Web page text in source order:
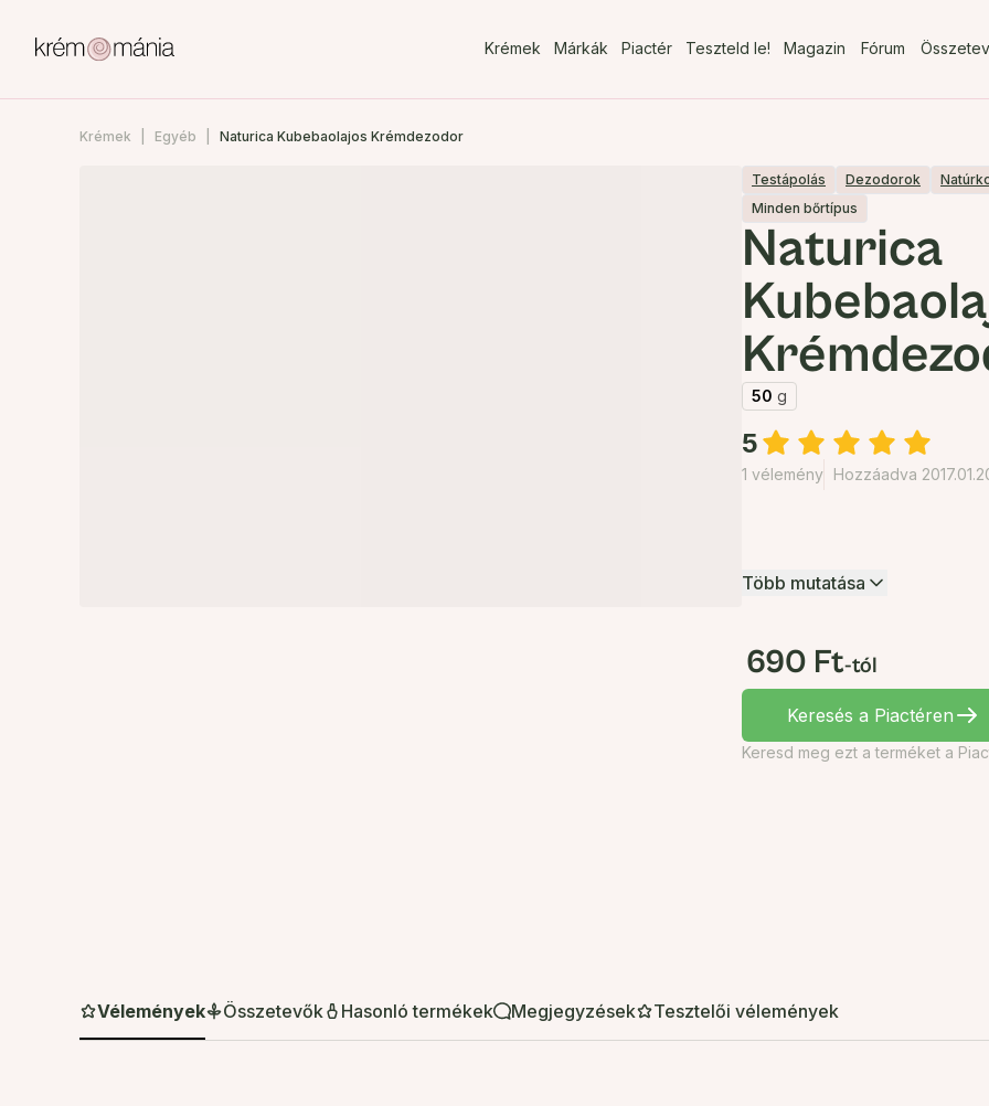
Krémek Márkák Piactér Teszteld le! Magazin Fórum
Krémek Egyéb Naturica Kubebaolajos Krémdezodor
Testápolás Dezodorok
Minden bőrtípus
Naturica
50 g
5
1 vélemény Hozzáadva
Több mutatása
690 Ft-tól
Keresés a Piactéren
Keresd meg ezt a terméket a
Vélemények Összetevők Hasonló termékek Megjegyzések Tesztelői vélemények